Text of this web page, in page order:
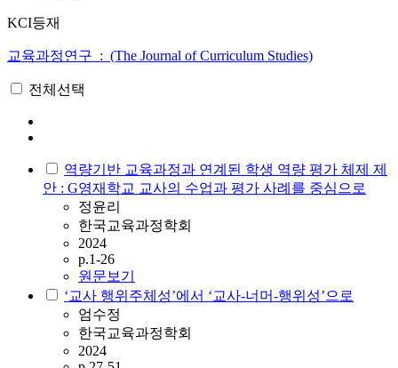
KCI등재
교육과정연구 : (The Journal of Curriculum Studies)
전체선택
역량기반 교육과정과 연계된 학생 역량 평가 체제 제
안 : G영재학교 교사의 수업과 평가 사례를 중심으로
정윤리
한국교육과정학회
2024
p.1-26
원문보기
‘교사 행위주체성’에서 ‘교사-너머-행위성’으로
엄수정
한국교육과정학회
2024